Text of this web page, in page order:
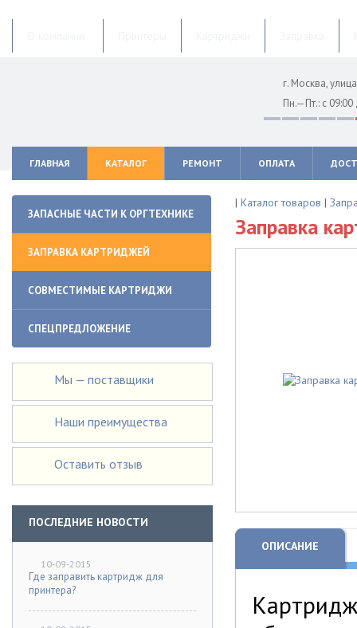
г. Москва,
Пн.—Пт.: с
ГЛАВНАЯ КАТАЛОГ РЕМОНТ ОПЛАТА
ЗАПАСНЫЕ ЧАСТИ К ОРГТЕХНИКЕ
ЗАПРАВКА КАРТРИДЖЕЙ
СОВМЕСТИМЫЕ КАРТРИДЖИ
СПЕЦПРЕДЛОЖЕНИЕ
Мы — поставщики
Наши преимущества
Оставить отзыв
ПОСЛЕДНИЕ НОВОСТИ
10-09-2015
Где заправить картридж для
принтера?
| Каталог товаров |
Заправка
ОПИСАНИЕ